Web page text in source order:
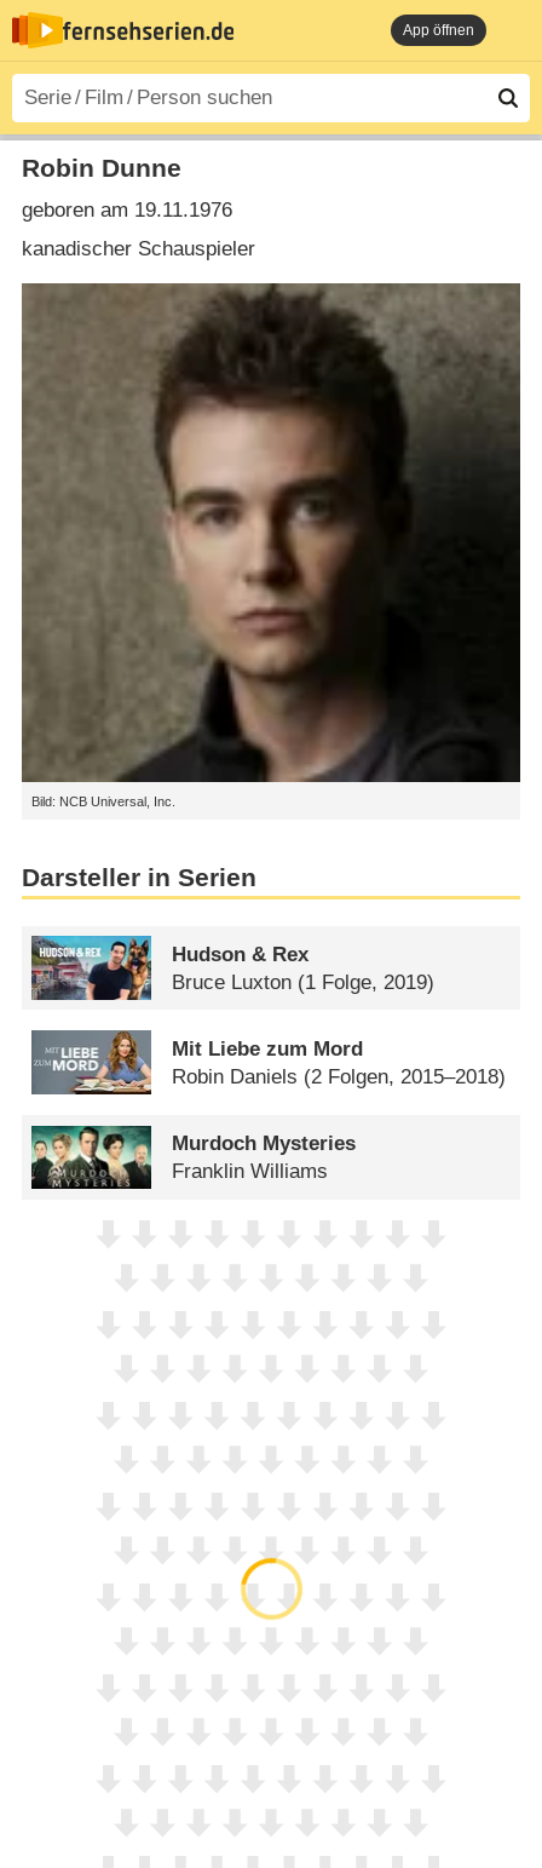
App öffnen
Bild: NCB Universal, Inc.
Robin Dunne
geboren am 19.11.1976
kanadischer Schauspieler
Darsteller in Serien
Hudson & Rex
Bruce Luxton (1 Folge, 2019)
Mit Liebe zum Mord
Robin Daniels (2 Folgen, 2015–2018)
Murdoch Mysteries
Franklin Williams